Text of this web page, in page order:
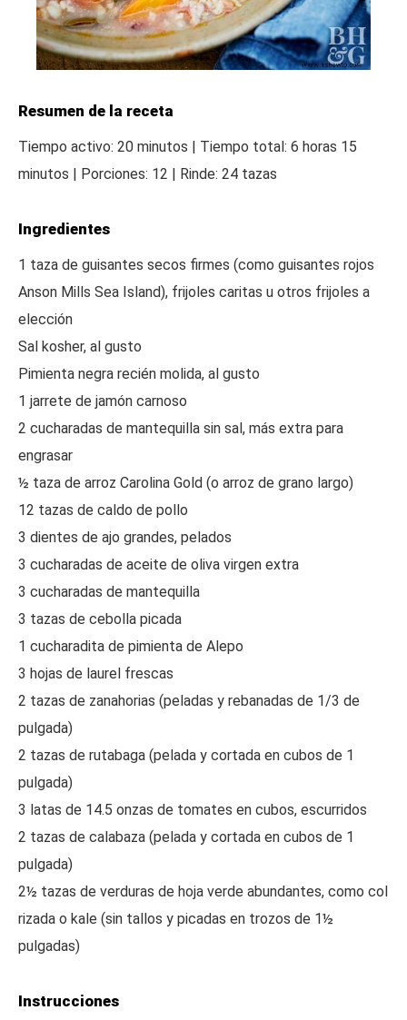
Resumen de la receta
Tiempo activo: 20 minutos | Tiempo total: 6 horas 15
minutos | Porciones: 12 | Rinde: 24 tazas
Ingredientes
1 taza de guisantes secos firmes (como guisantes rojos
Anson Mills Sea Island), frijoles caritas u otros frijoles a
elección
Sal kosher, al gusto
Pimienta negra recién molida, al gusto
1 jarrete de jamón carnoso
2 cucharadas de mantequilla sin sal, más extra para
engrasar
½ taza de arroz Carolina Gold (o arroz de grano largo)
12 tazas de caldo de pollo
3 dientes de ajo grandes, pelados
3 cucharadas de aceite de oliva virgen extra
3 cucharadas de mantequilla
3 tazas de cebolla picada
1 cucharadita de pimienta de Alepo
3 hojas de laurel frescas
2 tazas de zanahorias (peladas y rebanadas de 1/3 de
pulgada)
2 tazas de rutabaga (pelada y cortada en cubos de 1
pulgada)
3 latas de 14.5 onzas de tomates en cubos, escurridos
2 tazas de calabaza (pelada y cortada en cubos de 1
pulgada)
2½ tazas de verduras de hoja verde abundantes, como col
rizada o kale (sin tallos y picadas en trozos de 1½
pulgadas)
Instrucciones